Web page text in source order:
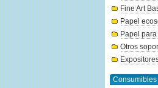
Fine Art
Papel
Papel
Otros
Consumibles